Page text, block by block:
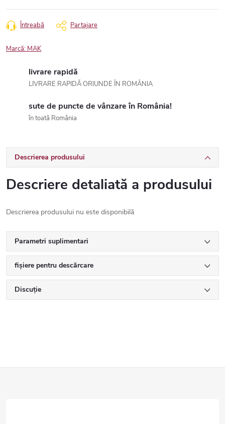
Întreabă Partajare
Marcă: MAK
livrare rapidă
LIVRARE RAPIDĂ ORIUNDE ÎN ROMÂNIA
sute de puncte de vânzare în România!
în toată România
Descrierea produsului
Descriere detaliată a produsului
Descrierea produsului nu este disponibilă
Parametri suplimentari
fișiere pentru descărcare
Discuţie